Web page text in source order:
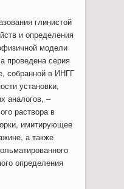
глинистой
и определения
модели
проведена серия
собранной в ИНГГ
установки,
аналогов, –
раствора в
имитирующее
а также
определения